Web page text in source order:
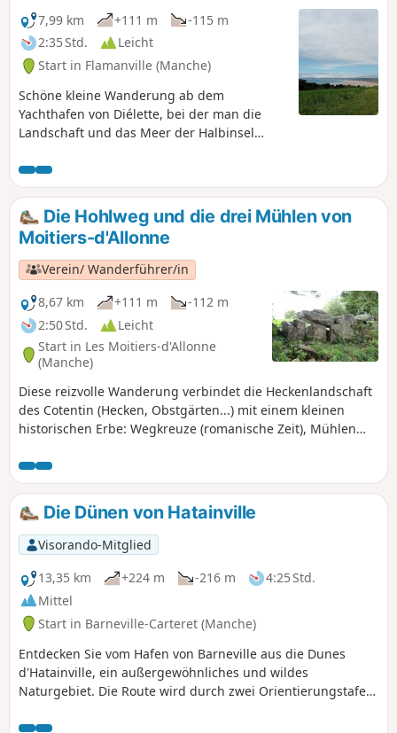
7,99 km
+111 m
-115 m
2:35 Std.
Leicht
Start in Flamanville (Manche)
Schöne kleine Wanderung ab dem
Yachthafen von Diélette, bei der man die
Landschaft und das Meer der Halbinsel
Ausblicke.
Die Hohlweg und die drei Mühlen von
Moitiers-d'Allonne
Verein/ Wanderführer/in
8,67 km
+111 m
-112 m
2:50 Std.
Leicht
Start in Les Moitiers-d'Allonne
(Manche)
Diese reizvolle Wanderung verbindet die Heckenlandschaft
des Cotentin (Hecken, Obstgärten...) mit einem kleinen
historischen Erbe: Wegkreuze (romanische Zeit), Mühlen
Stunden, nicht mehr!
Die Dünen von Hatainville
Visorando-Mitglied
13,35 km
+224 m -216 m
4:25 Std.
Mittel
Start in Barneville-Carteret (Manche)
Entdecken Sie vom Hafen von Barneville aus die Dunes
d'Hatainville, ein außergewöhnliches und wildes
Naturgebiet. Die Route wird durch zwei Orientierungstafeln
bieten. Aktualisierung 2025: Siehe unter Praktische